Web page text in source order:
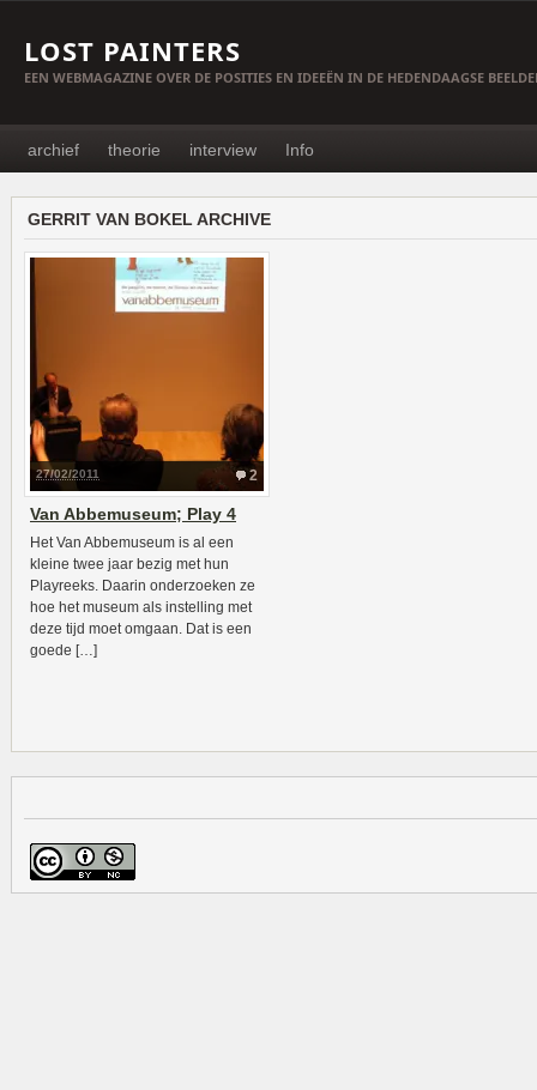
LOST PAINTERS
EEN WEBMAGAZINE OVER DE POSITIES EN IDEEËN IN DE HEDENDAAGSE
archief theorie interview Info
GERRIT VAN BOKEL ARCHIVE
2
27/02/2011
Van Abbemuseum; Play 4
Het Van Abbemuseum is al een
kleine twee jaar bezig met hun
Playreeks. Daarin onderzoeken ze
hoe het museum als instelling met
deze tijd moet omgaan. Dat is een
goede […]